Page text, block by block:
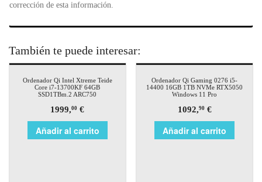
corrección de esta información.
También te puede interesar:
Ordenador Qi Intel Xtreme Teide
Core i7-13700KF 64GB
SSD1TBm.2 ARC750
1999,00 €
Añadir al carrito
Ordenador Qi Gaming 0276 i5-
14400 16GB 1TB NVMe RTX5050
Windows 11 Pro
1092,90€
Añadir al carrito